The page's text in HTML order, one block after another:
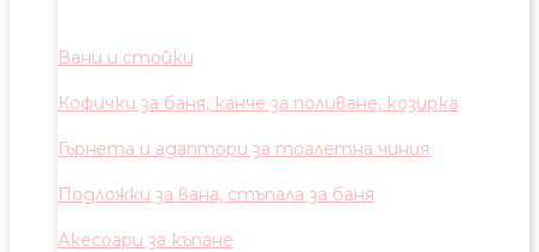
Вани и стойки
Кофички за баня, канче за поливане, козирка
Гърнета и адаптори за тоалетна чиния
Подложки за вана, стъпала за баня
Акесоари за къпане